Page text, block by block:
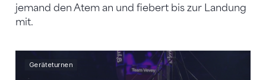
jemand den Atem an und fiebert bis zur Landung
mit.